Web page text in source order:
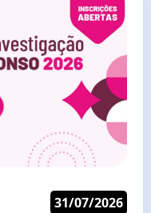
31/07/2026